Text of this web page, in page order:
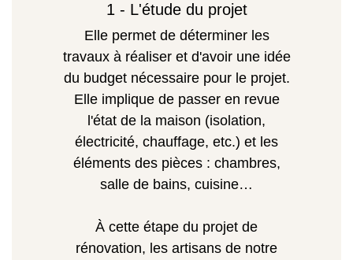
1 - L'étude du projet
Elle permet de déterminer les
travaux à réaliser et d'avoir une idée
du budget nécessaire pour le projet.
Elle implique de passer en revue
l'état de la maison (isolation,
électricité, chauffage, etc.) et les
éléments des pièces : chambres,
salle de bains, cuisine…
À cette étape du projet de
rénovation, les artisans de notre